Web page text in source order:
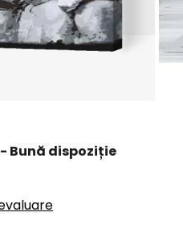
Bună dispoziție